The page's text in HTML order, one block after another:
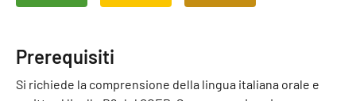
Prerequisiti
Si richiede la comprensione della lingua italiana orale e